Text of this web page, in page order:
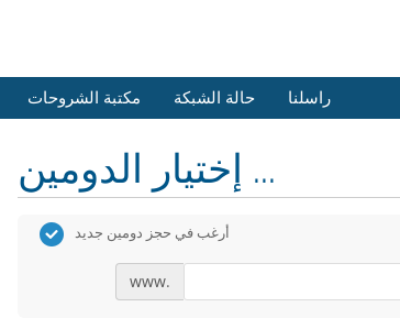
مكتبة الشروحات حالة الشبكة راسلنا
إختيار الدومين ...
أرغب في حجز دومين جديد
www.